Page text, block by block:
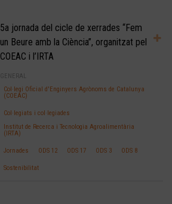
5a jornada del cicle de xerrades “Fem
un Beure amb la Ciència”, organitzat pel
COEAC i l’IRTA
GENERAL
Col·legi Oficial d'Enginyers Agrònoms de Catalunya
(COEAC)
Col·legiats i col·legiades
Institut de Recerca i Tecnologia Agroalimentària
(IRTA)
Jornades ODS 12 ODS 17 ODS 3 ODS 8
Sostenibilitat